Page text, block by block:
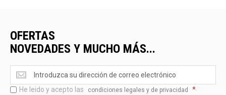
OFERTAS
NOVEDADES Y MUCHO MÁS...
Ofertas
<br>Novedades
y
He leido y acepto las condiciones legales y de privacidad *